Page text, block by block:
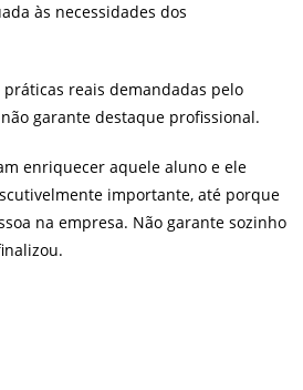
às necessidades dos
reais demandadas pelo
garante destaque profissional.
enriquecer aquele aluno e ele
importante, até porque
na empresa. Não garante sozinho